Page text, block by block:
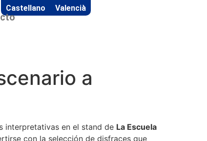
Castellano Valencià
a
interpretativas en el stand de La Escuela
con la selección de disfraces que